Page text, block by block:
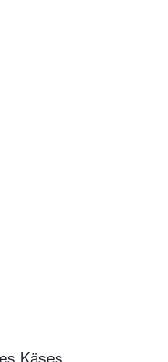
Käses,